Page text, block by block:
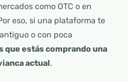
como OTC o en
eso, si una plataforma te
o con poca
que estás comprando una
actual.